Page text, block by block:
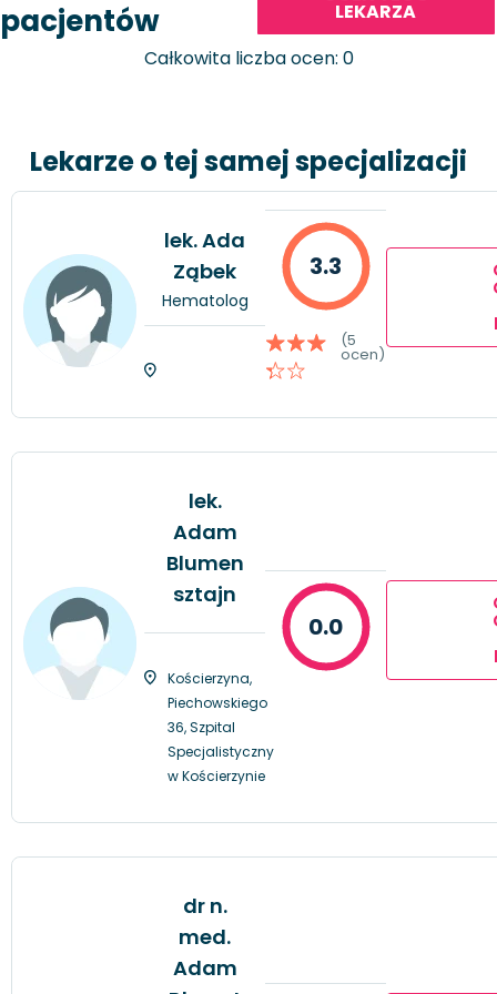
pacjentów
LEKARZA
Całkowita liczba ocen: 0
Lekarze o tej samej specjalizacji
lek. Ada
Ząbek
Hematolog
3.3
(5
ocen)
lek.
Adam
Blumen
sztajn
Kościerzyna,
Piechowskiego
36, Szpital
Specjalistyczny
w Kościerzynie
0.0
dr n.
med.
Adam